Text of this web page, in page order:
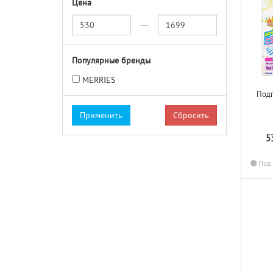
Цена
—
Популярные бренды
MERRIES
Сбросить
Под